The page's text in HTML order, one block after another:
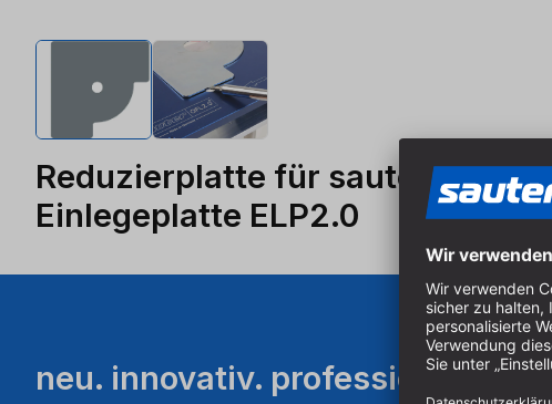
Reduzierplatte für sauter
Einlegeplatte ELP2.0
neu. innovativ. professionell.